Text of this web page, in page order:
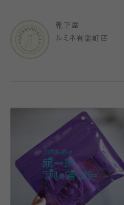
靴下屋
ルミネ有楽町店